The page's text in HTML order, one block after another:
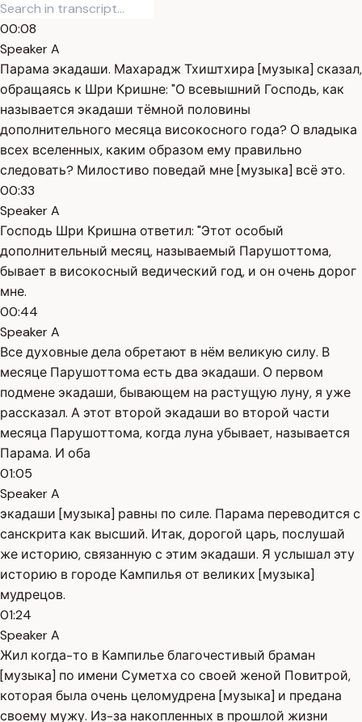
00:08
Speaker A
Парама экадаши. Махарадж Тхиштхира [музыка] сказал,
обращаясь к Шри Кришне: "О всевышний Господь, как
называется экадаши тёмной половины
дополнительного месяца високосного года? О владыка
всех вселенных, каким образом ему правильно
следовать? Милостиво поведай мне [музыка] всё это.
00:33
Speaker A
Господь Шри Кришна ответил: "Этот особый
дополнительный месяц, называемый Парушоттома,
бывает в високосный ведический год, и он очень дорог
мне.
00:44
Speaker A
Все духовные дела обретают в нём великую силу. В
месяце Парушоттома есть два экадаши. О первом
подмене экадаши, бывающем на растущую луну, я уже
рассказал. А этот второй экадаши во второй части
месяца Парушоттома, когда луна убывает, называется
Парама. И оба
01:05
Speaker A
экадаши [музыка] равны по силе. Парама переводится с
санскрита как высший. Итак, дорогой царь, послушай
же историю, связанную с этим экадаши. Я услышал эту
историю в городе Кампилья от великих [музыка]
мудрецов.
01:24
Speaker A
Жил когда-то в Кампилье благочестивый браман
[музыка] по имени Суметха со своей женой Повитрой,
которая была очень целомудрена [музыка] и предана
своему мужу. Из-за накопленных в прошлой жизни